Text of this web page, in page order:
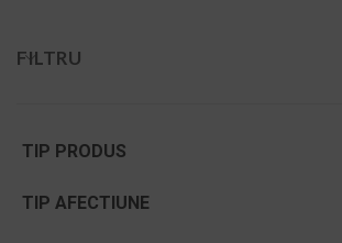
FILTRU
TIP PRODUS
TIP AFECTIUNE